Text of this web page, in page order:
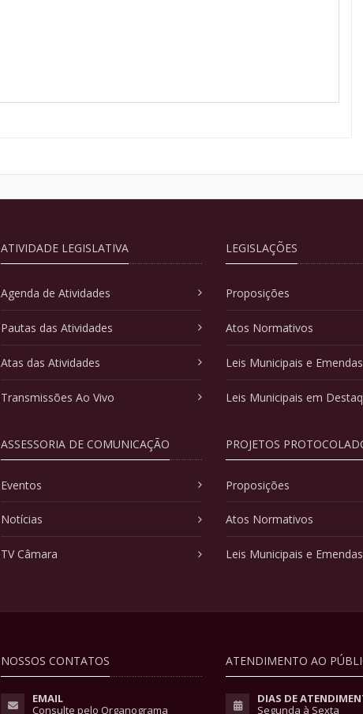
ATIVIDADE LEGISLATIVA
Agenda de Atividades
Pautas das Atividades
Atas das Atividades
Transmissões Ao Vivo
ASSESSORIA DE COMUNICAÇÃO
Eventos
Notícias
TV Câmara
LEGISLAÇÕES
Proposições
Atos Normativos
Leis Municipais e Emendas
Leis Municipais em
PROJETOS
Proposições
Atos Normativos
Leis Municipais e Emendas
NOSSOS CONTATOS
EMAIL
Consulte pelo Organograma
ATENDIMENTO AO
DIAS DE
Segunda à Sexta